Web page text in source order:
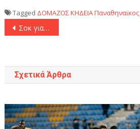
Tagged ΔΟΜΑΖΟΣΚΗΔΕΙΑΠαναθηναϊκος
Πλοήγηση
Σοκ για το ελληνικό ποδόσφαιρο! «Έσβησε» ο Μίμης Δομάζος στα 83 του χρόνια
Σχετικά Άρθρα